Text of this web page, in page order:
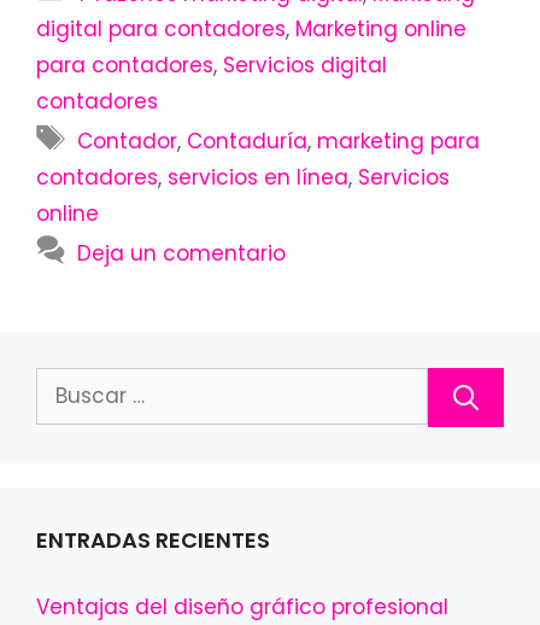
digital para contadores, Marketing online
para contadores, Servicios digital
contadores
Etiquetas
Contador, Contaduría, marketing para
contadores, servicios en línea, Servicios
online
Deja un comentario
Buscar:
ENTRADAS RECIENTES
Ventajas del diseño gráfico profesional